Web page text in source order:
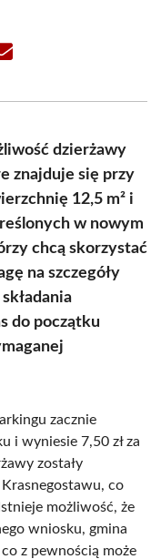
Share
dzierżawy
znajduje się przy
12,5 m² i
w nowym
chcą skorzystać
na szczegóły
do początku
zacznie
i wyniesie 7,50 zł za
zostały
co
możliwość, że
wniosku, gmina
z pewnością może